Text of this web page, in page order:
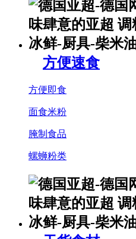
方便速食
方便即食
面食米粉
腌制食品
螺蛳粉类